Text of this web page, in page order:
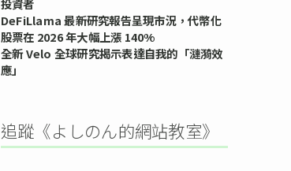
投資者
DeFiLlama 最新研究報告呈現市況，代幣化
股票在 2026 年大幅上漲 140%
全新 Velo 全球研究揭示表達自我的「漣漪效
應」
追蹤《よしのん的網站教室》